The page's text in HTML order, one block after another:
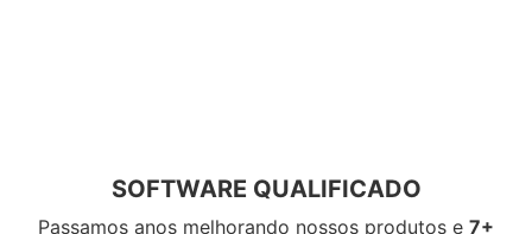
SOFTWARE QUALIFICADO
Passamos anos melhorando nossos produtos e 7+